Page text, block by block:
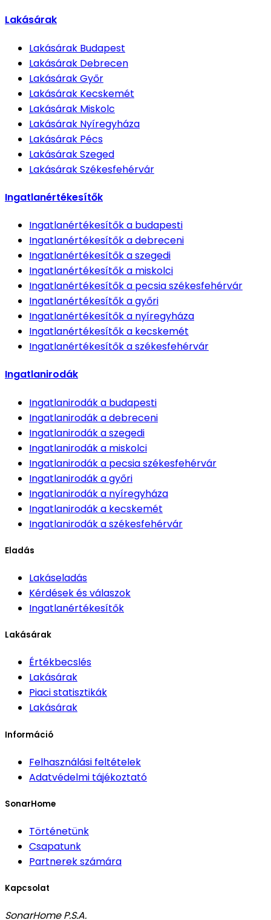
Lakásárak
Lakásárak Budapest
Lakásárak Debrecen
LakásárakGyőr
Lakásárak Kecskemét
Lakásárak Miskolc
Lakásárak Nyíregyháza
Lakásárak Pécs
LakásárakSzeged
LakásárakSzékesfehérvár
Ingatlanértékesítők
Ingatlanértékesítőka budapesti
Ingatlanértékesítőka debreceni
Ingatlanértékesítőka szegedi
Ingatlanértékesítőka miskolci
Ingatlanértékesítőka pecsia székesfehérvár
Ingatlanértékesítőka győri
Ingatlanértékesítőka nyíregyháza
Ingatlanértékesítőka kecskemét
Ingatlanértékesítőka székesfehérvár
Ingatlanirodák
Ingatlanirodáka budapesti
Ingatlanirodáka debreceni
Ingatlanirodáka szegedi
Ingatlanirodáka miskolci
Ingatlanirodáka pecsia székesfehérvár
Ingatlanirodáka győri
Ingatlanirodáka nyíregyháza
Ingatlanirodáka kecskemét
Ingatlanirodáka székesfehérvár
Eladás
Lakáseladás
Kérdések és válaszok
Ingatlanértékesítők
Lakásárak
Értékbecslés
Lakásárak
Piaci statisztikák
Lakásárak
Információ
Felhasználási feltételek
Adatvédelmi tájékoztató
SonarHome
Történetünk
Csapatunk
Partnerek számára
Kapcsolat
SonarHome P.S.A.